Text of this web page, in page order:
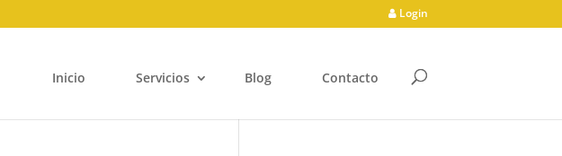
Login
Inicio Servicios Blog Contacto